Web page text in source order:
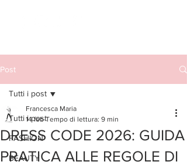
Post
Tutti i post
FASHION
BEAUTY
Tutti i post
DRESS CODE 2026: GUIDA
PRATICA ALLE REGOLE DI
Francesca Maria
14 feb Tempo di lettura: 9 min